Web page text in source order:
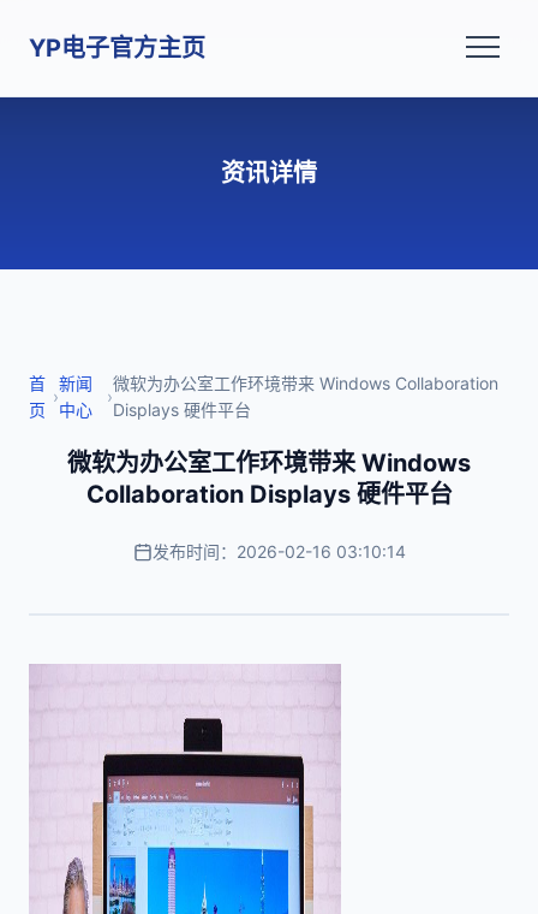
YP电子官方主页
资讯详情
首
页
›
新闻
中心
›
微软为办公室工作环境带来 Windows Collaboration
Displays 硬件平台
微软为办公室工作环境带来 Windows
Collaboration Displays 硬件平台
发布时间：2026-02-16 03:10:14